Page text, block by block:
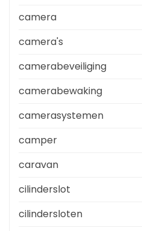
camera
camera's
camerabeveiliging
camerabewaking
camerasystemen
camper
caravan
cilinderslot
cilindersloten